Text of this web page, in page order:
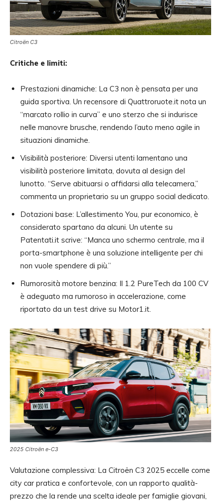
Citroën C3
Critiche e limiti:
Prestazioni dinamiche: La C3 non è pensata per una
guida sportiva. Un recensore di Quattroruote.it nota un
“marcato rollio in curva” e uno sterzo che si indurisce
nelle manovre brusche, rendendo l’auto meno agile in
situazioni dinamiche.
Visibilità posteriore: Diversi utenti lamentano una
visibilità posteriore limitata, dovuta al design del
lunotto. “Serve abituarsi o affidarsi alla telecamera,”
commenta un proprietario su un gruppo social dedicato.
Dotazioni base: L’allestimento You, pur economico, è
considerato spartano da alcuni. Un utente su
Patentati.it scrive: “Manca uno schermo centrale, ma il
porta-smartphone è una soluzione intelligente per chi
non vuole spendere di più.”
Rumorosità motore benzina: Il 1.2 PureTech da 100 CV
è adeguato ma rumoroso in accelerazione, come
riportato da un test drive su Motor1.it.
2025 Citroën e-C3
Valutazione complessiva: La Citroën C3 2025 eccelle come
city car pratica e confortevole, con un rapporto qualità-
prezzo che la rende una scelta ideale per famiglie giovani,